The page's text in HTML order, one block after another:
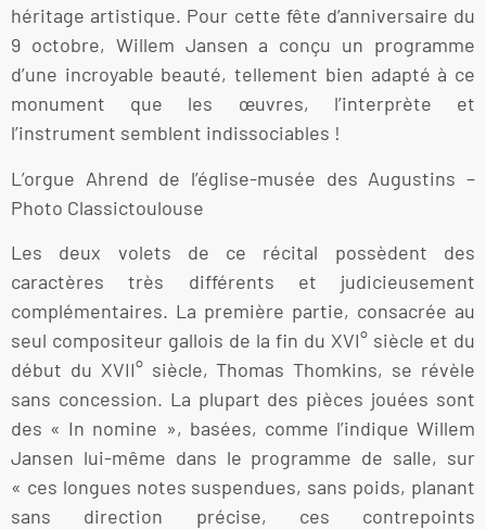
héritage artistique. Pour cette fête d’anniversaire du
9 octobre, Willem Jansen a conçu un programme
d’une incroyable beauté, tellement bien adapté à ce
monument que les œuvres, l’interprète et
l’instrument semblent indissociables !
L’orgue Ahrend de l’église-musée des Augustins –
Photo Classictoulouse
Les deux volets de ce récital possèdent des
caractères très différents et judicieusement
complémentaires. La première partie, consacrée au
seul compositeur gallois de la fin du XVI° siècle et du
début du XVII° siècle, Thomas Thomkins, se révèle
sans concession. La plupart des pièces jouées sont
des « In nomine », basées, comme l’indique Willem
Jansen lui-même dans le programme de salle, sur
« ces longues notes suspendues, sans poids, planant
sans direction précise, ces contrepoints